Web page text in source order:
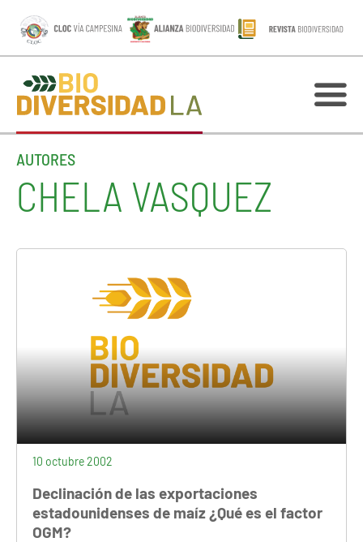
AUTORES
CHELA VASQUEZ
10 octubre 2002
Declinación de las exportaciones
estadounidenses de maíz ¿Qué es el factor
OGM?